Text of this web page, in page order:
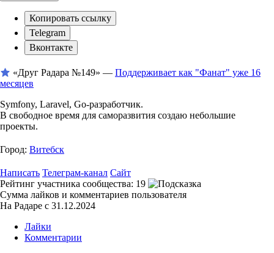
Копировать ссылку
Telegram
Вконтакте
«Друг Радара №149» — Поддерживает как "Фанат" уже 16
месяцев
Symfony, Laravel, Go-разработчик.
В свободное время для саморазвития создаю небольшие
проекты.
Город: Витебск
Написать Телеграм-канал Сайт
Рейтинг участника сообщества: 19
Сумма лайков и комментариев пользователя
На Радаре с 31.12.2024
Лайки
Комментарии